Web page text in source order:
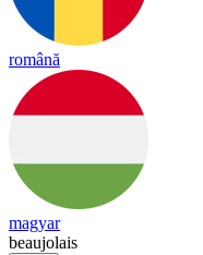
română
magyar
beaujolais